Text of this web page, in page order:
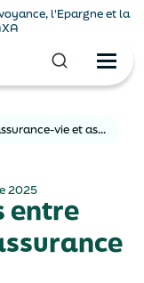
l'Epargne et la
Les différences entre assurance-vie et assurance décès
2025
entre